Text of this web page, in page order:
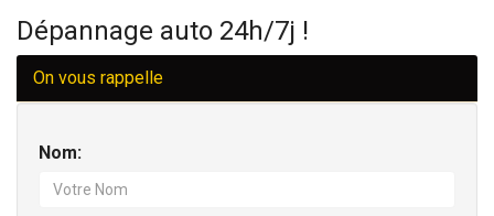
Dépannage auto 24h/7j !
On vous rappelle
Nom: